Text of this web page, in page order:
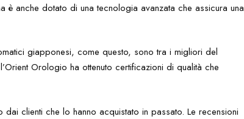
anche dotato di una tecnologia avanzata che assicura una
giapponesi, come questo, sono tra i migliori del
Orologio ha ottenuto certificazioni di qualità che
clienti che lo hanno acquistato in passato. Le recensioni